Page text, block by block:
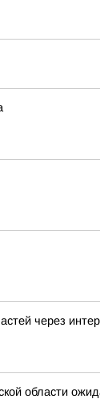
через
области